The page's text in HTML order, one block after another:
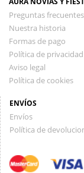
Preguntas frecuentes
Nuestra historia
Formas de pago
Política de privacidad
Aviso legal
Política de cookies
ENVÍOS
Envíos
Política de